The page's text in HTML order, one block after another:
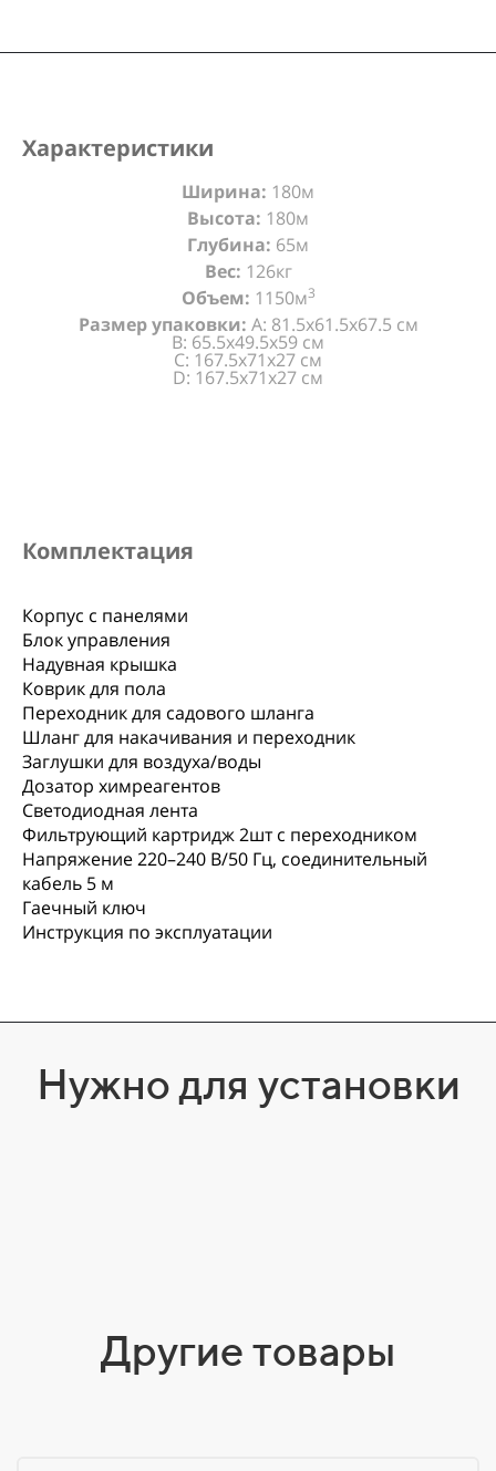
Характеристики
Ширина: 180м
Высота: 180м
Глубина: 65м
Вес: 126кг
Объем: 1150м3
Размер упаковки: A: 81.5х61.5х67.5 см
B: 65.5х49.5х59 см
C: 167.5х71х27 см
D: 167.5х71х27 см
Комплектация
Корпус с панелями
Блок управления
Надувная крышка
Коврик для пола
Переходник для садового шланга
Шланг для накачивания и переходник
Заглушки для воздуха/воды
Дозатор химреагентов
Светодиодная лента
Фильтрующий картридж 2шт с переходником
Напряжение 220–240 В/50 Гц, соединительный
кабель 5 м
Гаечный ключ
Инструкция по эксплуатации
Нужно для установки
Другие товары